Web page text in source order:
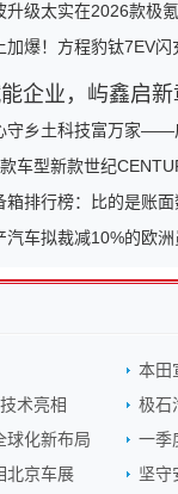
升级太实在2026款极
加爆！方程豹钛7EV
企业，屿鑫启新
守乡土科技富万家——
车型新款世纪
箱排行榜：比的是账
汽车拟裁减10%的欧
本田
术亮相
极石
球化新布局
一季
北京车展
坚守